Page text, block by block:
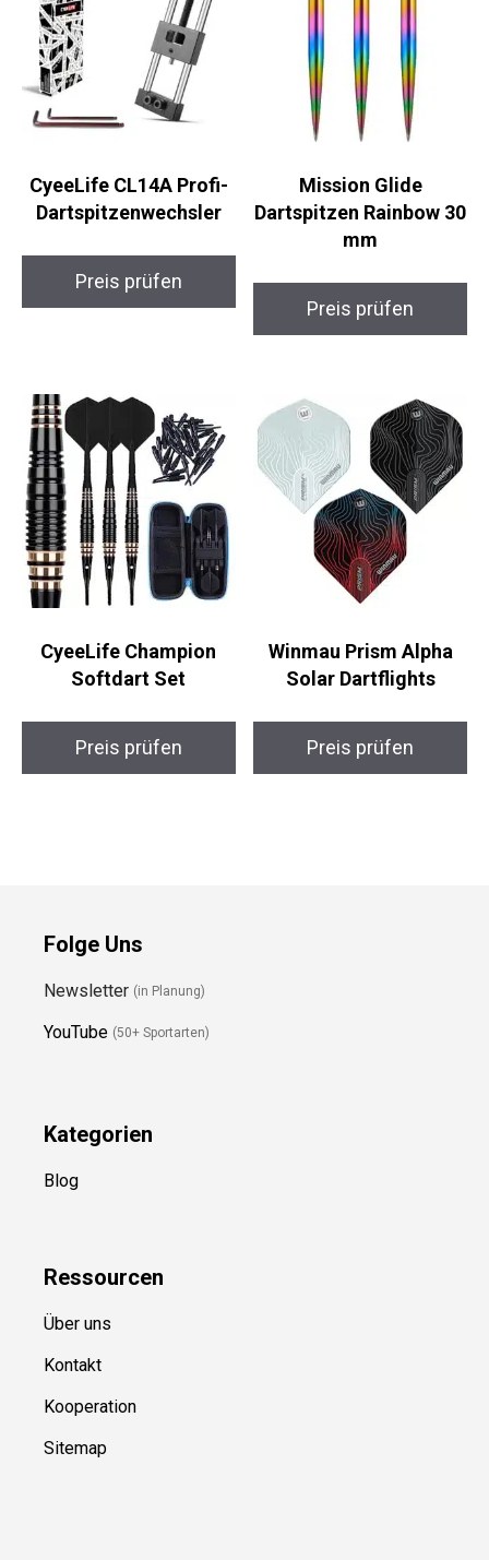
CyeeLife CL14A Profi-
Dartspitzenwechsler
Mission Glide
Dartspitzen Rainbow
30 mm
Softdart Set
Solar Dartflights
Folge Uns
Kategorien
Ressource